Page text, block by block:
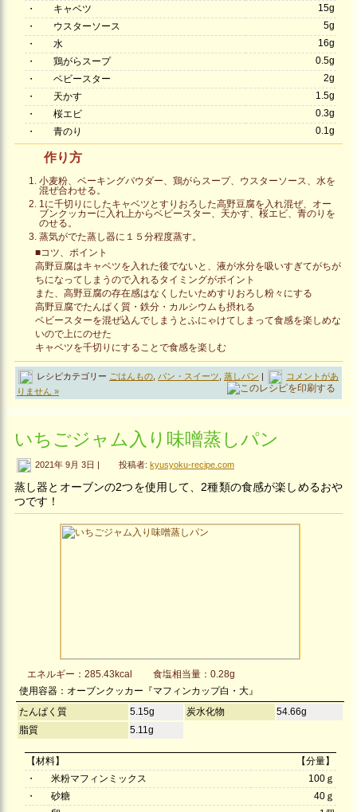
・
キャベツ
15g
・
ウスターソース
5g
・
水
16g
・
鶏がらスープ
0.5g
・
ベビースター
2g
・
天かす
1.5g
・
桜エビ
0.3g
・
青のり 0.1g
作り方
小麦粉、ベーキングパウダー、鶏がらスープ、ウスターソース、水を
混ぜ合わせる。
1に千切りにしたキャベツとすりおろした高野豆腐を入れ混ぜ、オー
ブンクッカーに入れ上からベビースター、天かす、桜エビ、青のりを
のせる。
蒸気がでた蒸し器に１５分程度蒸す。
■コツ、ポイント
高野豆腐はキャベツを入れた後でないと、液が水分を吸いすぎてがちが
ちになってしまうので入れるタイミングがポイント
また、高野豆腐の存在感はなくしたいためすりおろし粉々にする
高野豆腐でたんぱく質・鉄分・カルシウムも摂れる
ベビースターを混ぜ込んでしまうとふにゃけてしまって食感を楽しめな
いので上にのせた
キャベツを千切りにすることで食感を楽しむ
レシピカテゴリー ごはんもの パン・スイーツ 蒸しパン |
コメントがあ
りません »
いちごジャム入り味噌蒸しパン
2021年 9月 3日 | 投稿者: kyusyoku-recipe.com
蒸し器とオーブンの2つを使用して、2種類の食感が楽しめるおや
つです！
エネルギー：285.43kcal
食塩相当量：0.28g
使用容器：オーブンクッカー『マフィンカップ白・大』
たんぱく質
5.15g 炭水化物
54.66g
脂質
5.11g
【材料】
【分量】
・
米粉マフィンミックス
100ｇ
・
砂糖
40ｇ